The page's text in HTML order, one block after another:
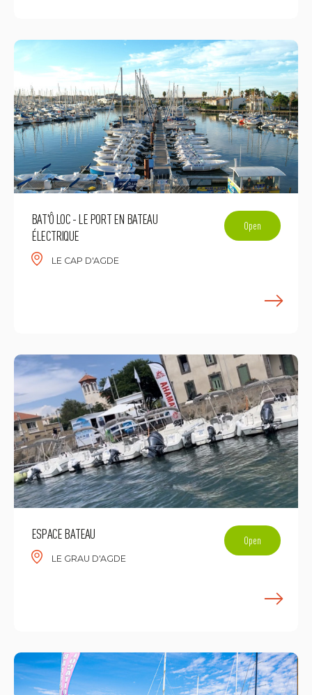
BAT'Ô LOC - LE PORT EN BATEAU
ÉLECTRIQUE
LE CAP D'AGDE
Open
ESPACE BATEAU
LE GRAU D'AGDE
Open